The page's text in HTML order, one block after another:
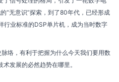
“无意识”探索，到了80年代，已经形成
业标准的DSP单片机，成为当时数字
脉络，有利于把握为什么今天我们要用数
发展的必然趋势在哪里。